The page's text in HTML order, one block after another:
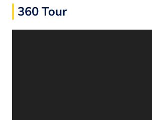
360 Tour